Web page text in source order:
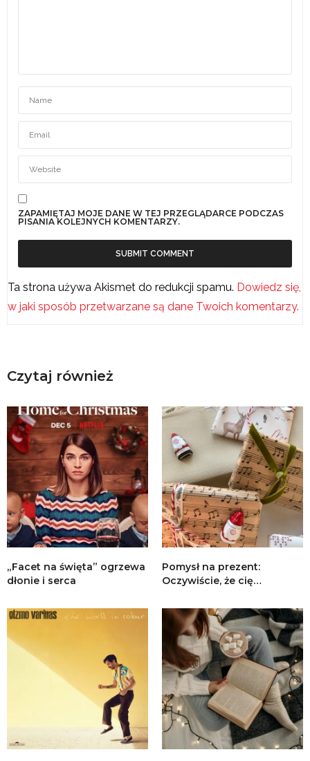
ZAPAMIĘTAJ MOJE DANE W TEJ PRZEGLĄDARCE PODCZAS
PISANIA KOLEJNYCH KOMENTARZY.
Ta strona używa Akismet do redukcji spamu. Dowiedz się,
w jaki sposób przetwarzane są dane Twoich komentarzy.
Czytaj również
„Facet na święta” ogrzewa
dłonie i serca
Pomysł na prezent:
Oczywiście, że cię…